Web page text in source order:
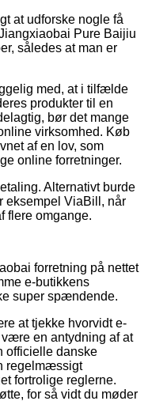
at udforske nogle få
Pure Baijiu
således at man er
med, at i tilfælde
produkter til en
bør det mange
virksomhed. Køb
af en lov, som
online forretninger.
Alternativt burde
eksempel ViaBill, når
flere omgange.
forretning på nettet
e-butikkens
super spændende.
at tjekke hvorvidt e-
en antydning af at
officielle danske
regelmæssigt
fortrolige reglerne.
for så vidt du møder